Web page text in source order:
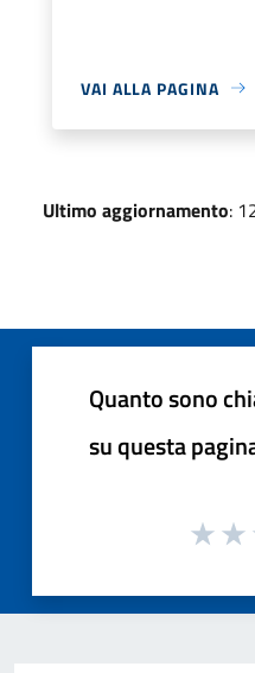
VAI ALLA PAGINA
Ultimo aggiornamento:
Quanto sono
su questa